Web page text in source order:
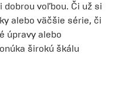
voľbou. Či už si
alebo väčšie série, či
úpravy alebo
širokú škálu